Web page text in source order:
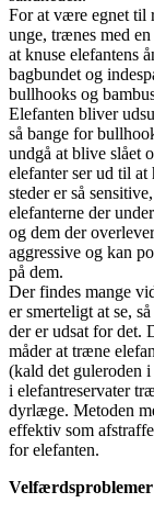
For at være egnet til
unge, trænes med
at knuse elefantens
bagbundet og
bullhooks og
Elefanten bliver
så bange for
undgå at blive slået
elefanter ser ud til
steder er så
elefanterne der
og dem der
aggressive og kan
på dem.
Der findes mange
er smerteligt at se,
der er udsat for det.
måder at træne
(kald det guleroden
i elefantreservater
dyrlæge. Metoden
effektiv som
for elefanten.